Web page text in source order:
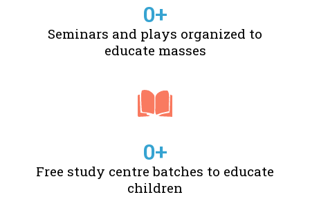
Seminars and plays organized to
educate masses
0+
Free study centre batches to educate
children
0+